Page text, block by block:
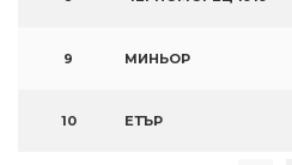
9 МИНЬОР
10 ЕТЪР